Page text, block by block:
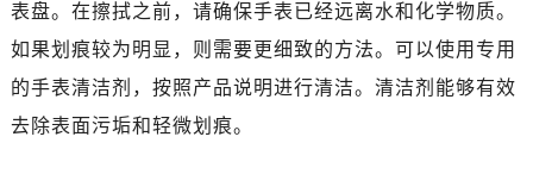
表盘。在擦拭之前，请确保手表已经远离水和化学物质。
如果划痕较为明显，则需要更细致的方法。可以使用专用
的手表清洁剂，按照产品说明进行清洁。清洁剂能够有效
去除表面污垢和轻微划痕。